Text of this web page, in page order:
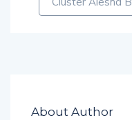
About Author